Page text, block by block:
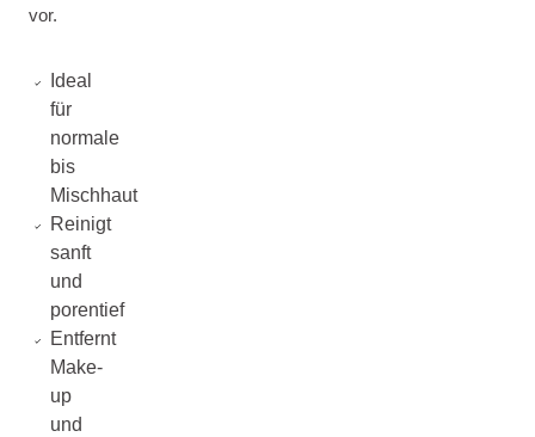
vor.
Ideal
für
normale
bis
Mischhaut
Reinigt
sanft
und
porentief
Entfernt
Make-
up
und